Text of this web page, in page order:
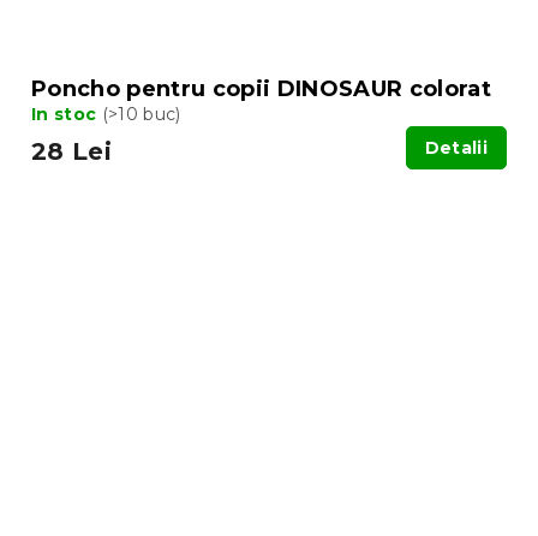
Poncho pentru copii DINOSAUR colorat
In stoc (>10 buc)
28 Lei Detalii